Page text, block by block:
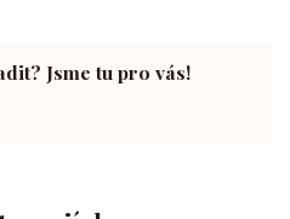
Jsme tu pro vás!